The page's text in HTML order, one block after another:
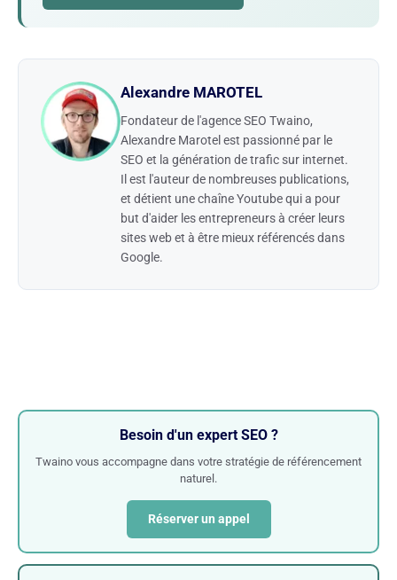
Alexandre MAROTEL
Fondateur de l'agence SEO Twaino,
Alexandre Marotel est passionné par le
SEO et la génération de trafic sur internet.
Il est l'auteur de nombreuses publications,
et détient une chaîne Youtube qui a pour
but d'aider les entrepreneurs à créer leurs
sites web et à être mieux référencés dans
Google.
Besoin d'un expert SEO ?
Twaino vous accompagne dans votre stratégie de référencement
naturel.
Réserver un appel